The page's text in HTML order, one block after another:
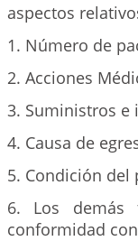
aspectos
1. Número de
2. Acciones
3. Suministros e
4. Causa de
5. Condición
6. Los demás
conformidad